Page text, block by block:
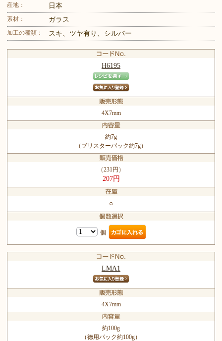
産地： 日本
素材： ガラス
加工の種類： スキ、ツヤ有り、シルバー
H6195
4X7mm
約7g
（ブリスターパック約7g）
（231円）
207円
○
個
LMA1
4X7mm
約100g
（徳用パック約100g）